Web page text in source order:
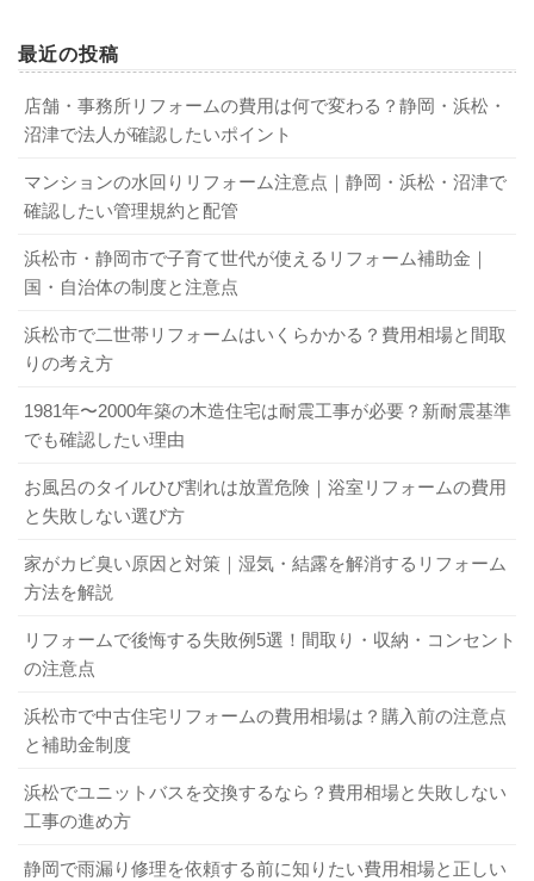
最近の投稿
店舗・事務所リフォームの費用は何で変わる？静岡・浜松・
沼津で法人が確認したいポイント
マンションの水回りリフォーム注意点｜静岡・浜松・沼津で
確認したい管理規約と配管
浜松市・静岡市で子育て世代が使えるリフォーム補助金｜
国・自治体の制度と注意点
浜松市で二世帯リフォームはいくらかかる？費用相場と間取
りの考え方
1981年〜2000年築の木造住宅は耐震工事が必要？新耐震基準
でも確認したい理由
お風呂のタイルひび割れは放置危険｜浴室リフォームの費用
と失敗しない選び方
家がカビ臭い原因と対策｜湿気・結露を解消するリフォーム
方法を解説
リフォームで後悔する失敗例5選！間取り・収納・コンセント
の注意点
浜松市で中古住宅リフォームの費用相場は？購入前の注意点
と補助金制度
浜松でユニットバスを交換するなら？費用相場と失敗しない
工事の進め方
静岡で雨漏り修理を依頼する前に知りたい費用相場と正しい